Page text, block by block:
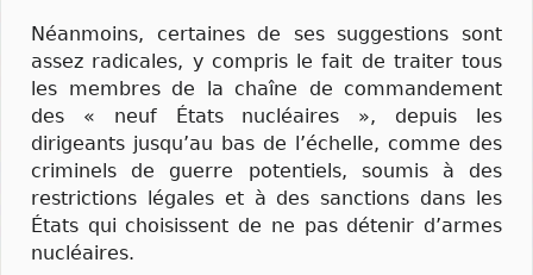
Néanmoins, certaines de ses suggestions sont
assez radicales, y compris le fait de traiter tous
les membres de la chaîne de commandement
des « neuf États nucléaires », depuis les
dirigeants jusqu’au bas de l’échelle, comme des
criminels de guerre potentiels, soumis à des
restrictions légales et à des sanctions dans les
États qui choisissent de ne pas détenir d’armes
nucléaires.